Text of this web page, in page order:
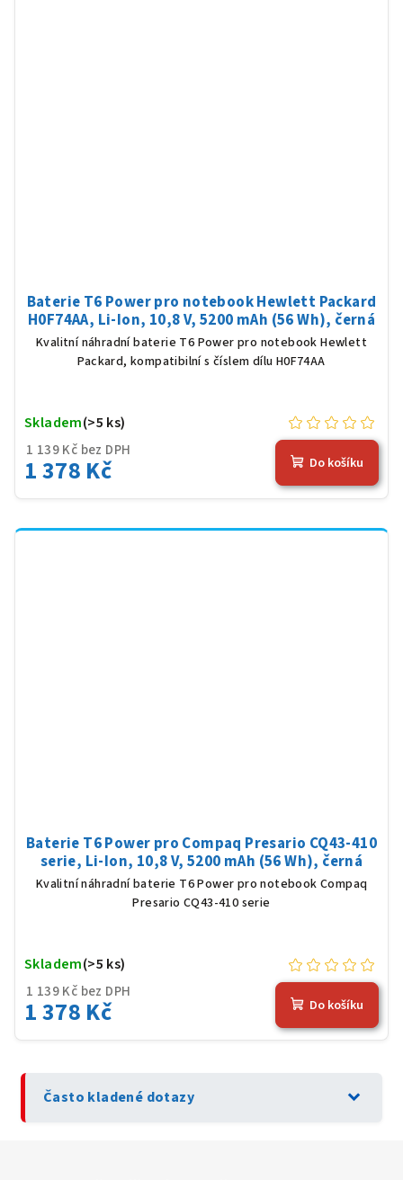
Baterie T6 Power pro notebook Hewlett Packard
H0F74AA, Li-Ion, 10,8 V, 5200 mAh (56 Wh), černá
Kvalitní náhradní baterie T6 Power pro notebook Hewlett
Packard, kompatibilní s číslem dílu H0F74AA
1 139 Kč bez DPH
1 378 Kč
Skladem(>5 ks)
Do košíku
Baterie T6 Power pro Compaq Presario CQ43-410
serie, Li-Ion, 10,8 V, 5200 mAh (56 Wh), černá
Kvalitní náhradní baterie T6 Power pro notebook Compaq
Presario CQ43-410 serie
1 139 Kč bez DPH
1 378 Kč
Skladem(>5 ks)
Do košíku
Často kladené dotazy expand_more